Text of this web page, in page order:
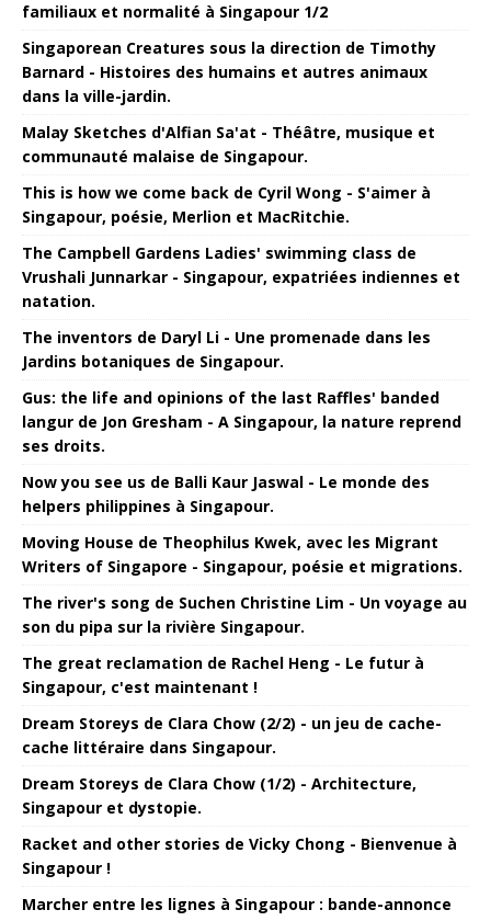
familiaux et normalité à Singapour 1/2
Singaporean Creatures sous la direction de Timothy
Barnard - Histoires des humains et autres animaux
dans la ville-jardin.
Malay Sketches d'Alfian Sa'at - Théâtre, musique et
communauté malaise de Singapour.
This is how we come back de Cyril Wong - S'aimer à
Singapour, poésie, Merlion et MacRitchie.
The Campbell Gardens Ladies' swimming class de
Vrushali Junnarkar - Singapour, expatriées indiennes et
natation.
The inventors de Daryl Li - Une promenade dans les
Jardins botaniques de Singapour.
Gus: the life and opinions of the last Raffles' banded
langur de Jon Gresham - A Singapour, la nature reprend
ses droits.
Now you see us de Balli Kaur Jaswal - Le monde des
helpers philippines à Singapour.
Moving House de Theophilus Kwek, avec les Migrant
Writers of Singapore - Singapour, poésie et migrations.
The river's song de Suchen Christine Lim - Un voyage au
son du pipa sur la rivière Singapour.
The great reclamation de Rachel Heng - Le futur à
Singapour, c'est maintenant !
Dream Storeys de Clara Chow (2/2) - un jeu de cache-
cache littéraire dans Singapour.
Dream Storeys de Clara Chow (1/2) - Architecture,
Singapour et dystopie.
Racket and other stories de Vicky Chong - Bienvenue à
Singapour !
Marcher entre les lignes à Singapour : bande-annonce